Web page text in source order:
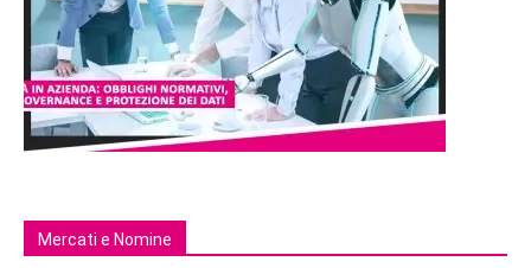
Mercati e Nomine